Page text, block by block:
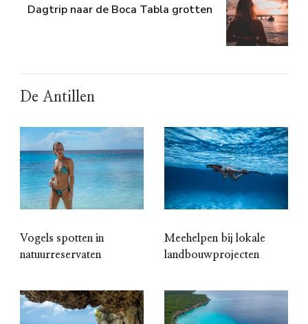
Dagtrip naar de Boca Tabla grotten
De Antillen
Vogels spotten in
natuurreservaten
Meehelpen bij lokale
landbouwprojecten